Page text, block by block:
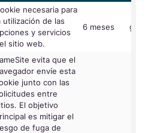
necesaria para
utilización de las
y servicios
sitio web.
6 meses
evita que el
envíe esta
junto con las
entre
El objetivo
es mitigar el
de fuga de